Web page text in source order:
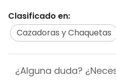
Clasificado en:
Cazadoras y Chaquetas
¿Alguna duda?